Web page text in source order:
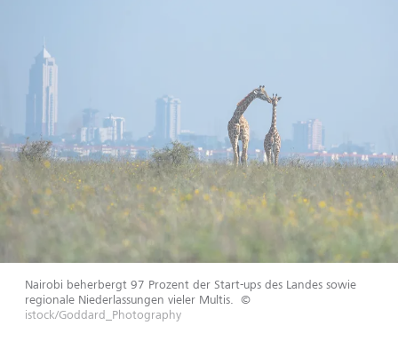
Nairobi beherbergt 97 Prozent der Start-ups des Landes sowie
regionale Niederlassungen vieler Multis.
©
istock/Goddard_Photography